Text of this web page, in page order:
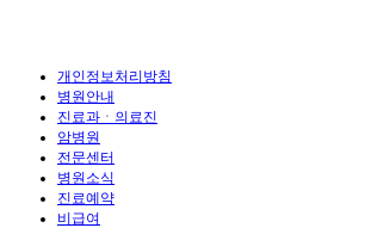
개인정보처리방침
병원안내
진료과ㆍ의료진
암병원
전문센터
병원소식
진료예약
비급여